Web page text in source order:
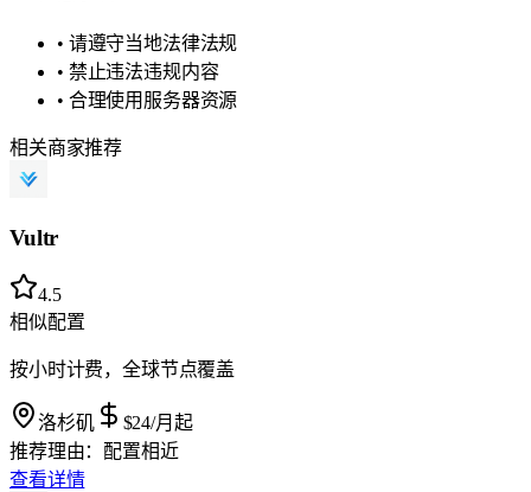
• 请遵守当地法律法规
• 禁止违法违规内容
• 合理使用服务器资源
相关商家推荐
Vultr
4.5
相似配置
按小时计费，全球节点覆盖
洛杉矶 $24/月起
推荐理由： 配置相近
查看详情